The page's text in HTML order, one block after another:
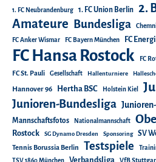
1. FC Neubrandenburg 1. FC Union Berlin 2.
Amateure Bundesliga
FC Anker Wismar FC Bayern München FC
FC Hansa Rostock FC
FC St. Pauli Gesellschaft Hallenturniere
Hannover 96 Hertha BSC Holstein Kiel
Junioren-Bundesliga
Mannschaftsfotos
Nationalmannschaft
Rostock SG Dynamo Dresden Sponsoring SV
Tennis Borussia Berlin Testspiele
TSV 1860 München Verbandsliga VfB